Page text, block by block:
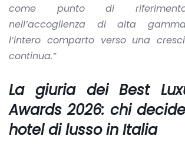
come punto di
nell’accoglienza di alta
l’intero comparto verso una
continua.”
La giuria dei Best
Awards 2026: chi
hotel di lusso in Italia